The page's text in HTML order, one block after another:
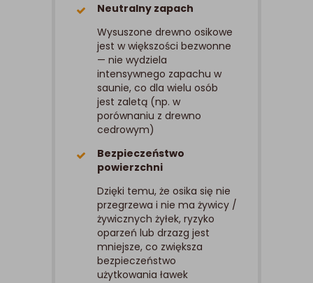
Neutralny zapach
Wysuszone drewno osikowe
jest w większości bezwonne
— nie wydziela
intensywnego zapachu w
saunie, co dla wielu osób
jest zaletą (np. w
porównaniu z drewno
cedrowym)
Bezpieczeństwo
powierzchni
Dzięki temu, że osika się nie
przegrzewa i nie ma żywicy /
żywicznych żyłek, ryzyko
oparzeń lub drzazg jest
mniejsze, co zwiększa
bezpieczeństwo
użytkowania ławek